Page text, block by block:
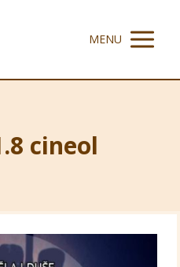
MENU
cineol